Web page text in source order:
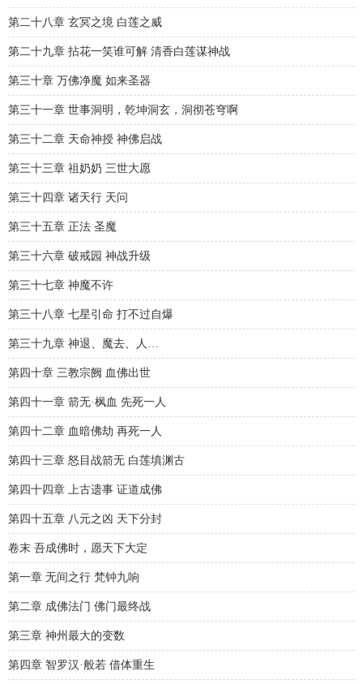
第二十八章 玄冥之境 白莲之威
第二十九章 拈花一笑谁可解 清香白莲谋神战
第三十章 万佛净魔 如来圣器
第三十一章 世事洞明，乾坤洞玄，洞彻苍穹啊
第三十二章 天命神授 神佛启战
第三十三章 祖奶奶 三世大愿
第三十四章 诸天行 天问
第三十五章 正法 圣魔
第三十六章 破戒园 神战升级
第三十七章 神魔不许
第三十八章 七星引命 打不过自爆
第三十九章 神退、魔去、人…
第四十章 三教宗阙 血佛出世
第四十一章 箭无·枫血 先死一人
第四十二章 血暗佛劫 再死一人
第四十三章 怒目战箭无 白莲填渊古
第四十四章 上古遗事 证道成佛
第四十五章 八元之凶 天下分封
卷末 吾成佛时，愿天下大定
第一章 无间之行 梵钟九响
第二章 成佛法门 佛门最终战
第三章 神州最大的变数
第四章 智罗汉·般若 借体重生